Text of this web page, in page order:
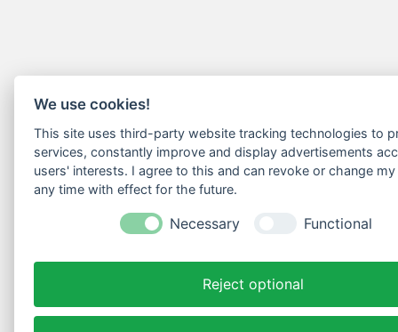
We use cookies!
This site uses third-party website tracking technologies to
services, constantly improve and display advertisements
users' interests. I agree to this and can revoke or change
any time with effect for the future.
Necessary Functional
Reject optional